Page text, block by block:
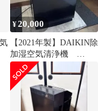
¥20,000
【2021年製】DAIKIN除
加湿空気清浄機
MCZ70Y-T ※ジャン
ク品